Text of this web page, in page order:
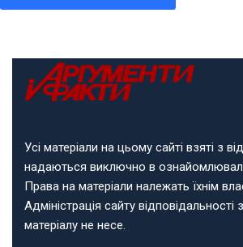
Усі матеріали на цьому сайті взяті з
надаються виключно в
Права на матеріали належать їхнім
Адміністрація сайту відповідальності
матеріалу не несе.